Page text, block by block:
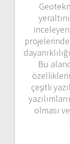
Bu
çeşitli
olması